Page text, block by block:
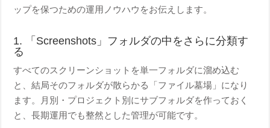
ップを保つための運用ノウハウをお伝えします。
1. 「Screenshots」フォルダの中をさらに分類す
る
すべてのスクリーンショットを単一フォルダに溜め込む
と、結局そのフォルダが散らかる「ファイル墓場」になり
ます。月別・プロジェクト別にサブフォルダを作っておく
と、長期運用でも整然とした管理が可能です。